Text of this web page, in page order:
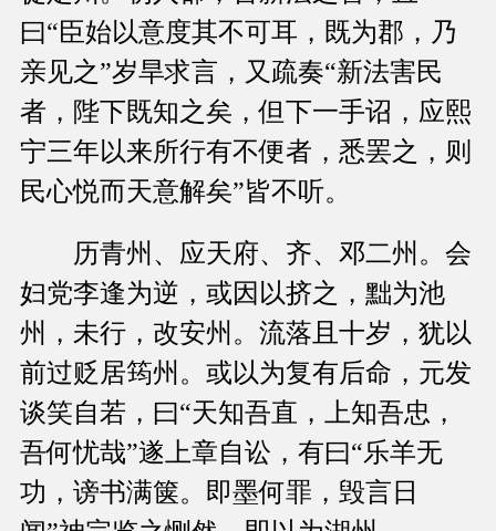
曰“臣始以意度其不可耳，既为郡，乃
亲见之”岁旱求言，又疏奏“新法害民
者，陛下既知之矣，但下一手诏，应熙
宁三年以来所行有不便者，悉罢之，则
民心悦而天意解矣”皆不听。
历青州、应天府、齐、邓二州。会
妇党李逢为逆，或因以挤之，黜为池
州，未行，改安州。流落且十岁，犹以
前过贬居筠州。或以为复有后命，元发
谈笑自若，曰“天知吾直，上知吾忠，
吾何忧哉”遂上章自讼，有曰“乐羊无
功，谤书满箧。即墨何罪，毁言日